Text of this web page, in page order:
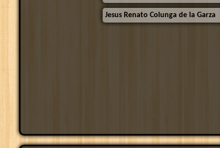
Jesus Renato Colunga de la Garza